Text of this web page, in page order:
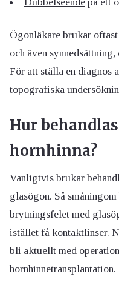
Ögonläkare brukar
och även
För att ställa en diagnos
topografiska
Hur
hornhinna?
Vanligtvis brukar
glasögon. Så
brytningsfelet med
istället få kontaktlinser.
bli aktuellt med
hornhinnetransplantation.